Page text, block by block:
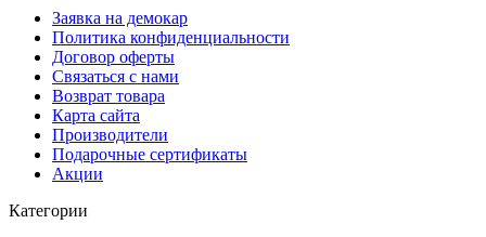
Заявка на демокар
Политика конфиденциальности
Договор оферты
Связаться с нами
Возврат товара
Карта сайта
Производители
Подарочные сертификаты
Акции
Категории